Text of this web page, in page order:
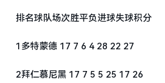
排名球队场次胜平负进球失球积分
1多特蒙德 17 7 6 4 28 22 27
2拜仁慕尼黑 17 7 5 5 25 17 26